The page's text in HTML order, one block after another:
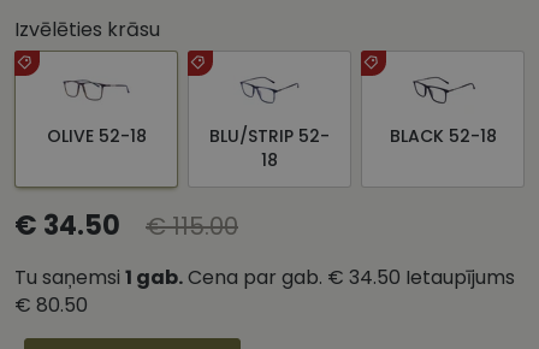
Izvēlēties krāsu
OLIVE 52-18
BLU/STRIP 52-
18
BLACK 52-18
€ 34.50 € 115.00
Tu saņemsi 1 gab.Cena par gab. € 34.50 Ietaupījums
€ 80.50